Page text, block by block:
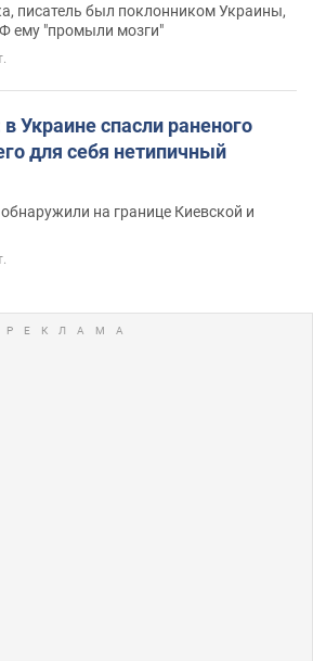
писатель был поклонником Украины,
ему "промыли мозги"
Украине спасли раненого
для себя нетипичный
на границе Киевской и